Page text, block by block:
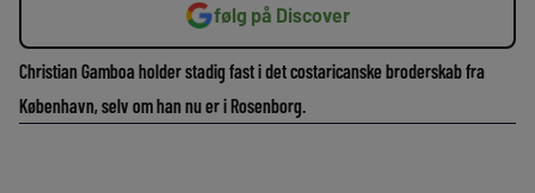
følg på Discover
Christian Gamboa holder stadig fast i det costaricanske broderskab fra
København, selv om han nu er i Rosenborg.